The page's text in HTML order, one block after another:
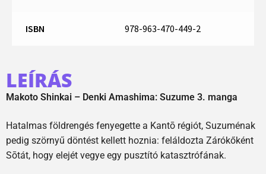
ISBN 978-963-470-449-2
LEÍRÁS
Makoto Shinkai – Denki Amashima: Suzume 3. manga
Hatalmas földrengés fenyegette a Kantō régiót, Suzuménak
pedig szörnyű döntést kellett hoznia: feláldozta Zárókőként
Sōtát, hogy elejét vegye egy pusztító katasztrófának.